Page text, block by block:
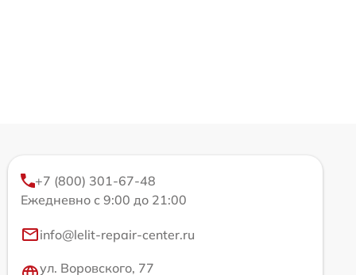
+7 (800) 301-67-48
Ежедневно с 9:00 до 21:00
info@lelit-repair-center.ru
ул. Воровского, 77